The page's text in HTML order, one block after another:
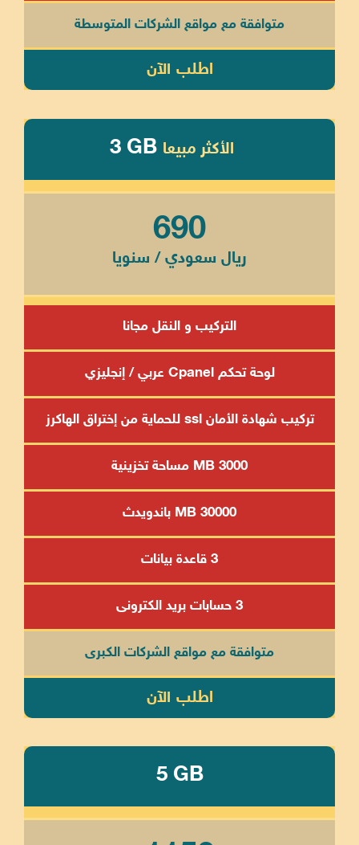
متوافقة مع مواقع الشركات المتوسطة
اطلب الآن
3 GB الأكثر مبيعا
690
ريال سعودي / سنويا
التركيب و النقل مجانا
لوحة تحكم Cpanel عربي / إنجليزي
تركيب شهادة الأمان ssl للحماية من إختراق الهاكرز
3000 MB مساحة تخزينية
30000 MB باندويدث
3 قاعدة بيانات
3 حسابات بريد الكترونى
متوافقة مع مواقع الشركات الكبرى
اطلب الآن
5 GB